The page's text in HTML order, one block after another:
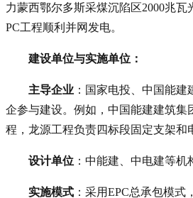
力蒙西鄂尔多斯采煤沉陷区2000兆瓦
PC工程顺利并网发电。
建设单位与实施单位 ：
主导企业 ：国家电投、中国能
企参与建设。例如，中国能建建筑集
程，龙源工程负责四标段固定支架和
设计单位 ：中能建、中电建等机
实施模式 ：采用EPC总承包模